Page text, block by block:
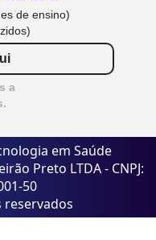
de ensino)
a
em Saúde
Preto LTDA - CNPJ:
50